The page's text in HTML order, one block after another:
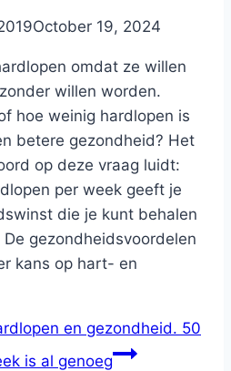
October 19, 2024
omdat ze willen
willen worden.
hoe weinig hardlopen is
betere gezondheid? Het
op deze vraag luidt:
per week geeft je
die je kunt behalen
gezondheidsvoordelen
kans op hart- en
en gezondheid. 50
is al genoeg